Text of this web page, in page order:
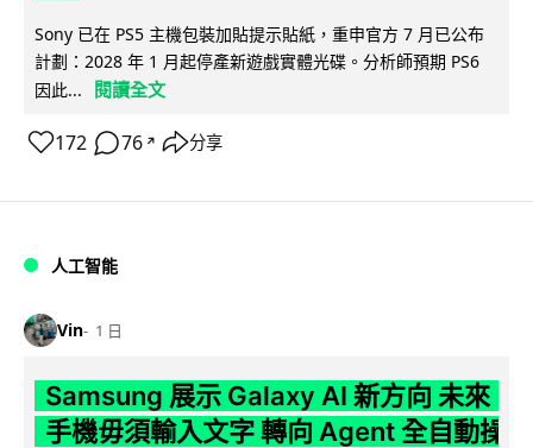
Sony 已在 PS5 主機包裝加貼提示貼紙，重申官方 7 月已公布
計劃：2028 年 1 月起停產新遊戲實體光碟。分析師預期 PS6
因此...
閱讀全文
172 76 ↗ 分享
人工智能
Vin 1 日
Samsung 展示 Galaxy AI 新方向 未來
手機毋須輸入文字 轉向 Agent 全自動操